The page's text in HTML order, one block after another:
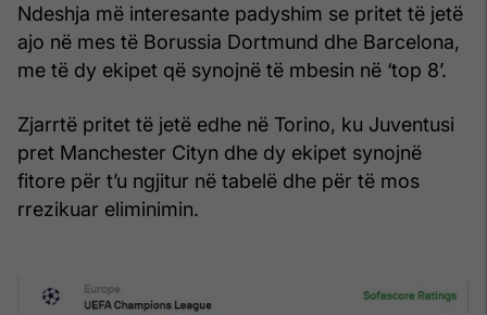
Ndeshja më interesante padyshim se pritet të jetë
ajo në mes të Borussia Dortmund dhe Barcelona,
me të dy ekipet që synojnë të mbesin në ‘top 8’.
Zjarrtë pritet të jetë edhe në Torino, ku Juventusi
pret Manchester Cityn dhe dy ekipet synojnë
fitore për t’u ngjitur në tabelë dhe për të mos
rrezikuar eliminimin.